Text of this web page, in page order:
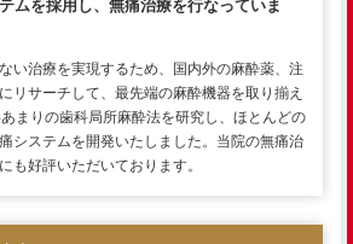
ムを採用し、無痛治療を行なっていま
い治療を実現するため、国内外の麻酔薬、注
リサーチして、最先端の麻酔機器を取り揃え
まりの歯科局所麻酔法を研究し、ほとんどの
システムを開発いたしました。当院の無痛治
も好評いただいております。